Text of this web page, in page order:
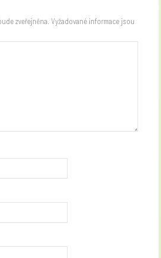
zveřejněna. Vyžadované informace jsou